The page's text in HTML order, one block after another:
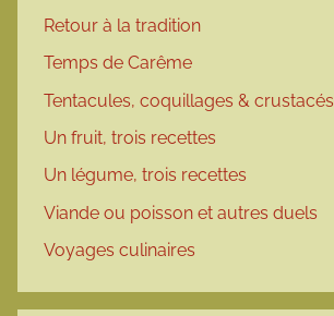
Retour à la tradition
Temps de Carême
Tentacules, coquillages & crustacés
Un fruit, trois recettes
Un légume, trois recettes
Viande ou poisson et autres duels
Voyages culinaires